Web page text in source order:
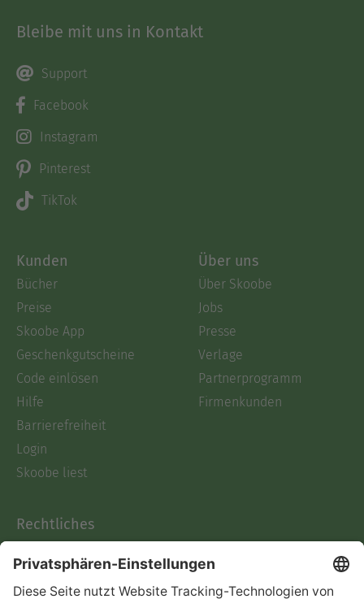
Bleibe mit uns in Kontakt
Support
Facebook
Instagram
Pinterest
TikTok
Kunden
Bücher
Preise
Skoobe App
Geschenkgutscheine
Code einlösen
Hilfe
Barrierefreiheit
Login
Skoobe liest
Über uns
Über Skoobe
Jobs
Presse
Verlage
Partnerprogramm
Firmenkunden
Rechtliches
AGB
Informationen nach Data